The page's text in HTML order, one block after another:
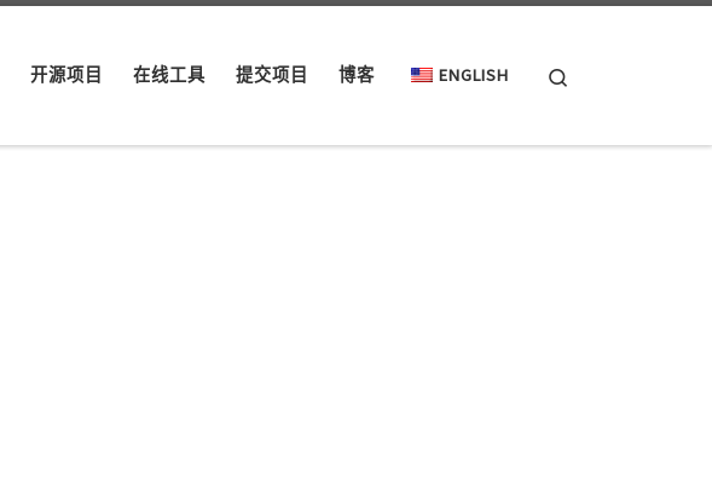
开源项目 在线工具 提交项目 博客 ENGLISH